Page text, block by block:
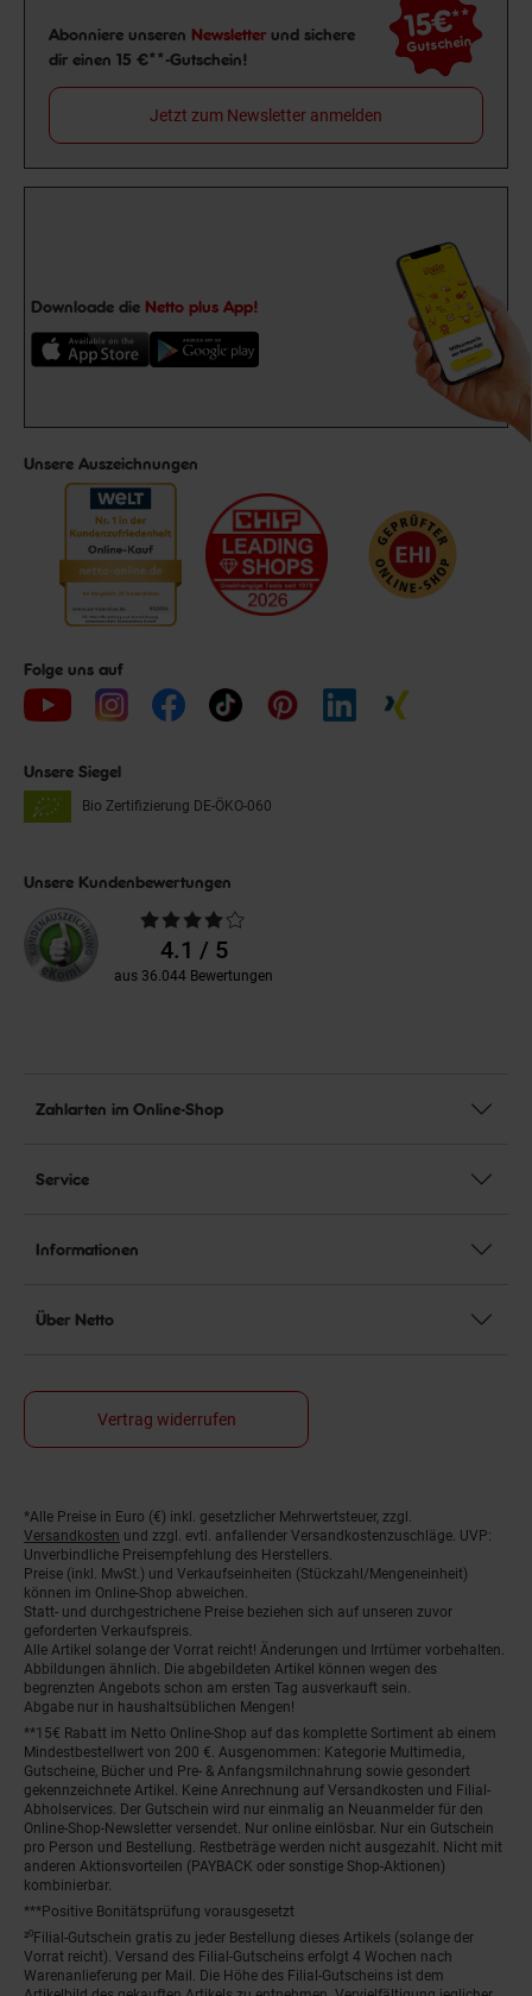
Newsletter Anmeldung
Abonniere unseren Newsletter und sichere
dir einen 15 €**-Gutschein!
15€**
Gutschein
Jetzt zum Newsletter anmelden
Downloade die Netto plus App!
Unsere Auszeichnungen
Folge uns auf
Unsere Siegel
Bio Zertifizierung DE-ÖKO-060
Unsere Kundenbewertungen
Durchschnittliche
Bewertungen4.1 / 5
aus 36.044 Bewertungen
Zahlarten im Online-Shop
Service
Informationen
Über Netto
Vertrag widerrufen
Fußnoten
*Alle Preise in Euro (€) inkl. gesetzlicher Mehrwertsteuer, zzgl.
Versandkosten und zzgl. evtl. anfallender Versandkostenzuschläge. UVP:
Unverbindliche Preisempfehlung des Herstellers.
Preise (inkl. MwSt.) und Verkaufseinheiten (Stückzahl/Mengeneinheit)
können im Online-Shop abweichen.
Statt- und durchgestrichene Preise beziehen sich auf unseren zuvor
geforderten Verkaufspreis.
Alle Artikel solange der Vorrat reicht! Änderungen und Irrtümer vorbehalten.
Abbildungen ähnlich. Die abgebildeten Artikel können wegen des
begrenzten Angebots schon am ersten Tag ausverkauft sein.
Abgabe nur in haushaltsüblichen Mengen!
**15€ Rabatt im Netto Online-Shop auf das komplette Sortiment ab einem
Mindestbestellwert von 200 €. Ausgenommen: Kategorie Multimedia,
Gutscheine, Bücher und Pre- & Anfangsmilchnahrung sowie gesondert
gekennzeichnete Artikel. Keine Anrechnung auf Versandkosten und Filial-
Abholservices. Der Gutschein wird nur einmalig an Neuanmelder für den
Online-Shop-Newsletter versendet. Nur online einlösbar. Nur ein Gutschein
pro Person und Bestellung. Restbeträge werden nicht ausgezahlt. Nicht mit
anderen Aktionsvorteilen (PAYBACK oder sonstige Shop-Aktionen)
kombinierbar.
***Positive Bonitätsprüfung vorausgesetzt
²⁰Filial-Gutschein gratis zu jeder Bestellung dieses Artikels (solange der
Vorrat reicht). Versand des Filial-Gutscheins erfolgt 4 Wochen nach
Warenanlieferung per Mail. Die Höhe des Filial-Gutscheins ist dem